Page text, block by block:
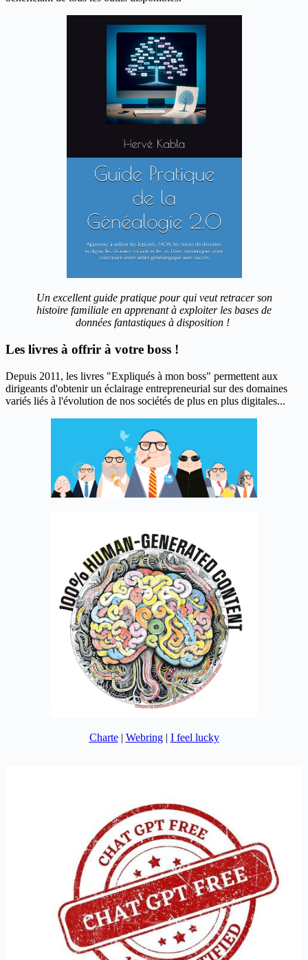
Un excellent guide pratique pour qui veut retracer son
histoire familiale en apprenant à exploiter les bases de
données fantastiques à disposition !
Les livres à offrir à votre boss !
Depuis 2011, les livres "Expliqués à mon boss" permettent aux
dirigeants d'obtenir un éclairage entrepreneurial sur des domaines
variés liés à l'évolution de nos sociétés de plus en plus digitales...
Charte| Webring| I feel lucky